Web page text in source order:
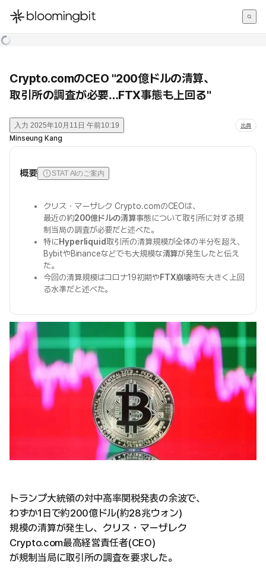
한국어
Crypto.comのCEO "200億ドルの清算、
取引所の調査が必要…FTX事態も上回る"
入力 2025年10月11日 午前10:19 出典
Minseung Kang
概要 STAT AIのご案内
クリス・マーザレク Crypto.comのCEOは、
最近の約200億ドルの清算事態について取引所に対する規
制当局の調査が必要だと述べた。
特にHyperliquid取引所の清算規模が全体の半分を超え、
BybitやBinanceなどでも大規模な清算が発生したと伝え
た。
今回の清算規模はコロナ19初期やFTX崩壊時を大きく上回
る水準だと述べた。
トランプ大統領の対中高率関税発表の余波で、
わずか1日で約200億ドル(約28兆ウォン)
規模の清算が発生し、クリス・マーザレク
Crypto.com最高経営責任者(CEO)
が規制当局に取引所の調査を要求した。